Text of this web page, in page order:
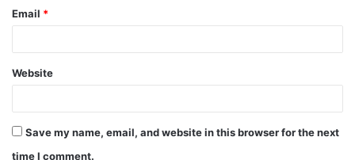
Email *
Website
Save my name, email, and website in this browser for the next
time I comment.